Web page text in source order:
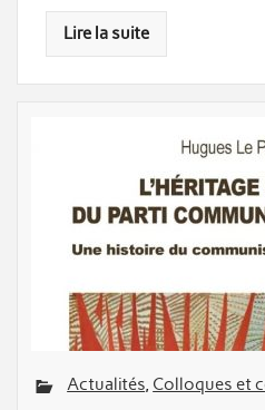
Lire la suite
Actualités, Colloques et